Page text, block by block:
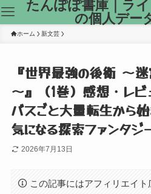
たんぽぽ書庫｜ラ
の個人デー
ホーム 新文芸
『世界最強の後衛 ～
～』（1巻）感想・レビ
バスごと大量転生から
気になる探索ファンタジ
2026年7月13日
この記事にはアフィリエイト